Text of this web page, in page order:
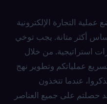
التجارة الإلكترونية
أكثر متانة. يجب توخي
استراتيجية. من خلال
عملياتكم وتطوير نهج
عندما تتخذون
حصلتم على جميع العناصر